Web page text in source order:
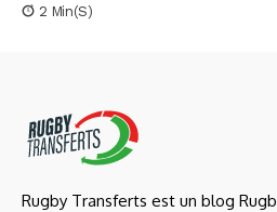
2 Min(s)
Rugby Transferts est un blog